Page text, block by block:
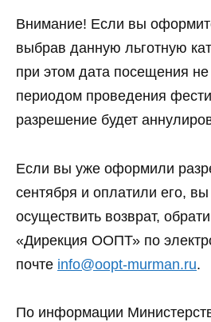
Внимание! Если вы
выбрав данную льготную
при этом дата посещения не
периодом проведения
разрешение будет
Если вы уже оформили
сентября и оплатили его,
осуществить возврат,
«Дирекция ООПТ» по
почте info@oopt-murman.ru.
По информации